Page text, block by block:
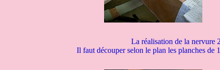
La réalisation de la nervure
Il faut découper selon le plan les planches